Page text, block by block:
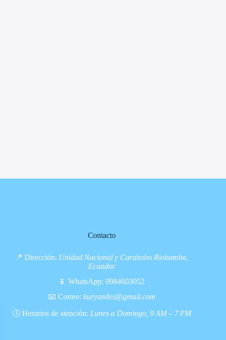
Contacto
📍 Dirección: Unidad Nacional y Carabobo Riobamba,
Ecuador
📱 WhatsApp: 0984603052
📧 Correo: kuryandes@gmail.com
🕓 Horarios de atención: Lunes a Domingo, 9 AM – 7 PM